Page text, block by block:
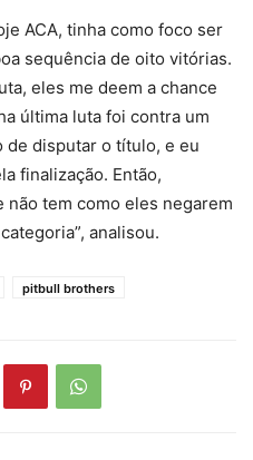
ACA, tinha como foco ser
sequência de oito vitórias.
eles me deem a chance
última luta foi contra um
de disputar o título, e eu
finalização. Então,
não tem como eles negarem
analisou.
pitbull brothers